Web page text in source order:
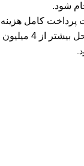
شود.
پرداخت کامل هزینه
سفارش و برای تمامی سفارشات پرداخت در محل بیشتر از 4 میلیون